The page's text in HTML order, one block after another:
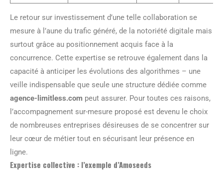
Le retour sur investissement d’une telle collaboration se
mesure à l’aune du trafic généré, de la notoriété digitale mais
surtout grâce au positionnement acquis face à la
concurrence. Cette expertise se retrouve également dans la
capacité à anticiper les évolutions des algorithmes – une
veille indispensable que seule une structure dédiée comme
agence-limitless.com peut assurer. Pour toutes ces raisons,
l’accompagnement sur-mesure proposé est devenu le choix
de nombreuses entreprises désireuses de se concentrer sur
leur cœur de métier tout en sécurisant leur présence en
ligne.
Expertise collective : l’exemple d’Amoseeds